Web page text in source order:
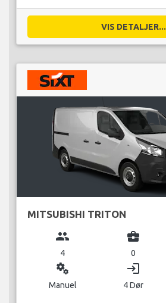
VIS DETALJER...
MITSUBISHI TRITON
group
4
business_center
0
miscellaneous_services
Manuel
login
4 Dør